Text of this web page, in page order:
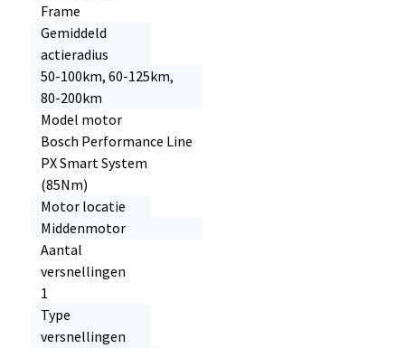
Frame
Gemiddeld
actieradius
50-100km, 60-125km,
80-200km
Model motor
Bosch Performance Line
PX Smart System
(85Nm)
Motor locatie
Middenmotor
Aantal
versnellingen
1
Type
versnellingen